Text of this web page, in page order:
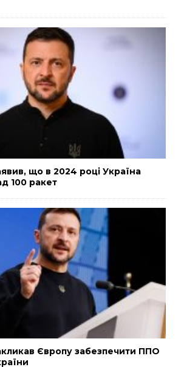
що в 2024 році Україна
100 ракет
Європу забезпечити ППО